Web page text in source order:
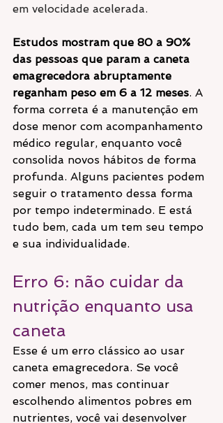
em velocidade acelerada.
Estudos mostram que 80 a 90%
das pessoas que param a caneta
emagrecedora abruptamente
reganham peso em 6 a 12 meses. A
forma correta é a manutenção em
dose menor com acompanhamento
médico regular, enquanto você
consolida novos hábitos de forma
profunda. Alguns pacientes podem
seguir o tratamento dessa forma
por tempo indeterminado. E está
tudo bem, cada um tem seu tempo
e sua individualidade.
Erro 6: não cuidar da
nutrição enquanto usa
caneta
Esse é um erro clássico ao usar
caneta emagrecedora. Se você
comer menos, mas continuar
escolhendo alimentos pobres em
nutrientes, você vai desenvolver